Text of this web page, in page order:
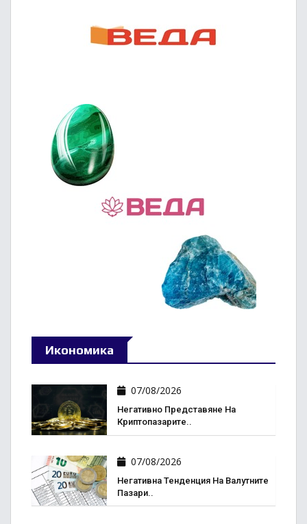
Икономика
07/08/2026
Негативно Представяне На
Криптопазарите..
07/08/2026
Негативна Тенденция На Валутните
Пазари..